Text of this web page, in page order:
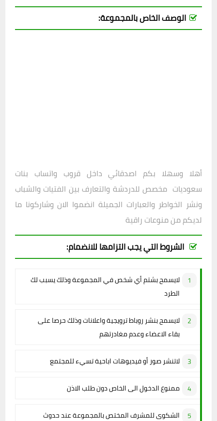
الوصف الخاص بالمجموعة:
أهلا وسهلا بكم اصدقائي داخلقروب واتساب بنات
سعوديات مخصص للدردشة والتعارف بين الفتيات والشباب
ونشر الخواطر والعبارات الجميلة انضموا الان وشاركونا ما
لديكم من منوعات راقية
الشروط التي يجب التزامها للانضمام:
لايسمح بشتم أي شخص في المجموعة وذلك يسبب لك
الطرد
لايسمح بنشر روباط ترويجية واعلانات وذلك حرصا على
بقاء الاعضاء وعدم مغادرتهم
لاتنشر صور أو فيديوهات اباحية تسيء للمجتمع
ممنوع الدخول الى الخاص دون طلب الاذن
الشكوى للمشرف المختص بالمجموعة عند حدوث